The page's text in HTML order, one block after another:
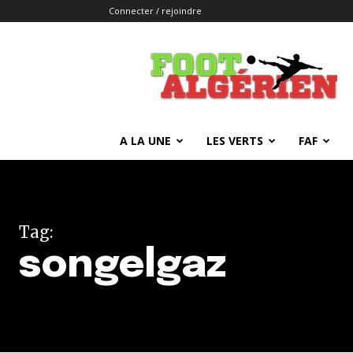
Connecter / rejoindre
FOOTALGERIEN
A LA UNE LES VERTS FAF
Tag:
songelgaz